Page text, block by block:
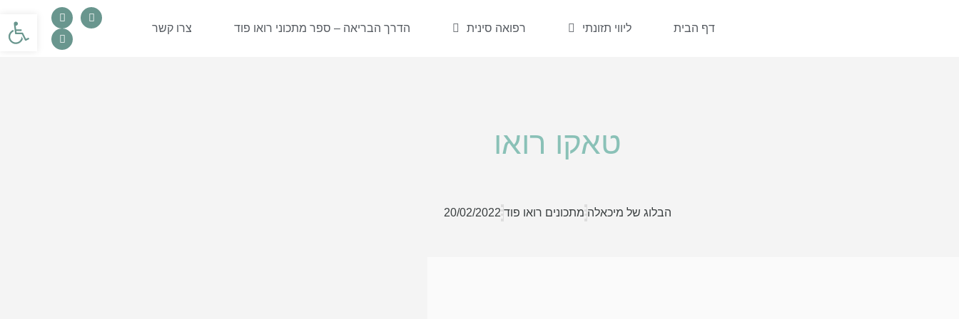
דף הבית ליווי תזונתי רפואה סינית הדרך הבריאה – ספר מתכוני רואו פוד צרו קשר
טאקו רואו
הבלוג של מיכאלה מתכונים רואו פוד 20/02/2022
פתח